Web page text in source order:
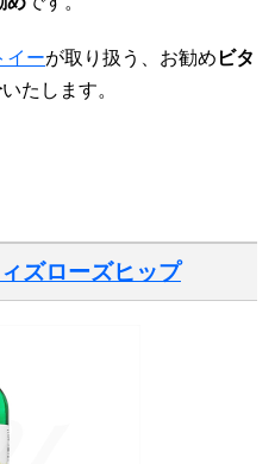
イーが取り扱う、お勧め ビタ
いたします。
ズローズヒップ